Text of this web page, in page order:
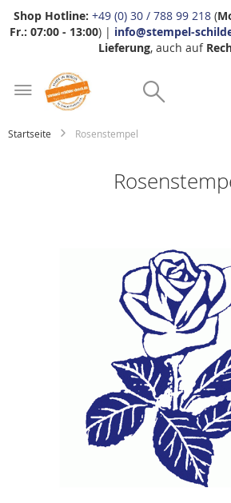
Shop Hotline: +49 (0) 30 / 788 99 218 (
Fr.: 07:00 - 13:00) | info@stempel-
Lieferung, auch auf
Startseite Rosenstempel